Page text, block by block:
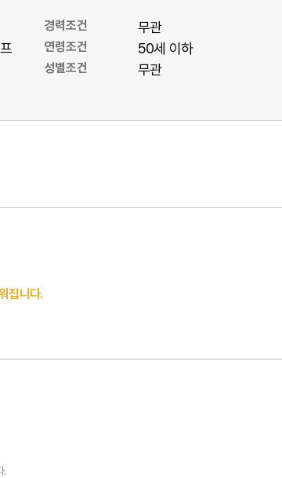
경력조건 무관
연령조건 50세 이하
성별조건 무관
집니다.
.